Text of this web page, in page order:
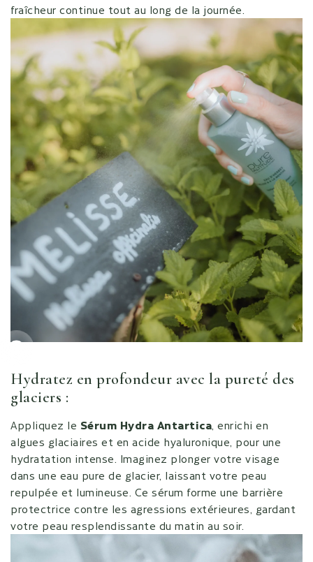
fraîcheur continue tout au long de la journée.
Hydratez en profondeur avec la pureté des
glaciers :
Appliquez le Sérum Hydra Antartica , enrichi en
algues glaciaires et en acide hyaluronique, pour une
hydratation intense. Imaginez plonger votre visage
dans une eau pure de glacier, laissant votre peau
repulpée et lumineuse. Ce sérum forme une barrière
protectrice contre les agressions extérieures, gardant
votre peau resplendissante du matin au soir.